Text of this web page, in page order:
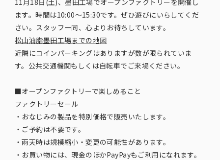
ます。時間は10:00～15:30です。ぜひ遊びにいらしてくだ
さい。スタッフ一同、心よりお待ちしています。
松山油脂墨田工場までの地図
近隣にコインパーキングはありますが数が限られていま
す。公共交通機関もしくは自転車でご来場ください。
■オープンファクトリーで楽しめること
ファクトリーセール
・おなじみの製品を特別価格で販売いたします。
・ご予約は不要です。
・雨天時は規模縮小・変更の可能性があります。
・お買い物には、現金のほかPayPayもご利用になれます。